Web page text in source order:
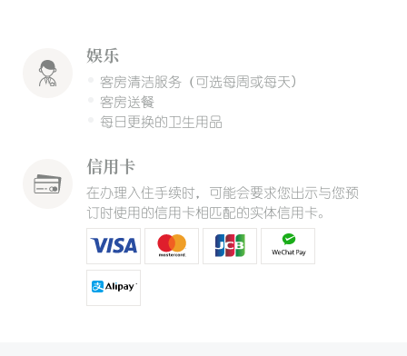
娱乐
客房清洁服务（可选每周或每天)
客房送餐
每日更换的卫生用品
信用卡
在办理入住手续时，可能会要求您出示与您预
订时使用的信用卡相匹配的实体信用卡。